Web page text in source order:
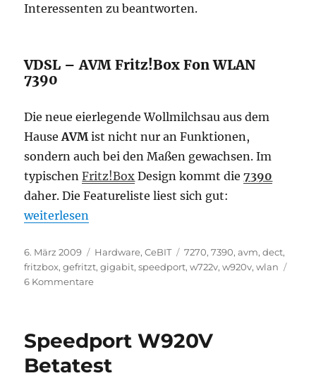
Interessenten zu beantworten.
VDSL – AVM Fritz!Box Fon WLAN
7390
Die neue eierlegende Wollmilchsau aus dem
HauseAVM ist nicht nur an Funktionen,
sondern auch bei den Maßen gewachsen. Im
typischenFritz!Box Design kommt die7390
daher. Die Featureliste liest sich gut:
„AVM: VDSL – Fritz!Box Fon WLAN 7390“
weiterlesen
Veröffentlicht
am
6. März 2009 Kategorien
Hardware,CeBIT Schlagwörter
7270,7390,avm,dect,
fritzbox,gefritzt,gigabit,speedport,w722v,w920v,wlan
6 Kommentarezu
Fritz!Box
Fon
WLAN
Speedport W920V
Betatest